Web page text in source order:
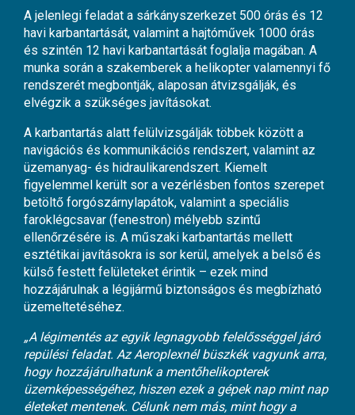
A jelenlegi feladat a sárkányszerkezet 500 órás és 12
havi karbantartását, valamint a hajtóművek 1000 órás
és szintén 12 havi karbantartását foglalja magában. A
munka során a szakemberek a helikopter valamennyi fő
rendszerét megbontják, alaposan átvizsgálják, és
elvégzik a szükséges javításokat.
A karbantartás alatt felülvizsgálják többek között a
navigációs és kommunikációs rendszert, valamint az
üzemanyag- és hidraulikarendszert. Kiemelt
figyelemmel került sor a vezérlésben fontos szerepet
betöltő forgószárnylapátok, valamint a speciális
faroklégcsavar (fenestron) mélyebb szintű
ellenőrzésére is. A műszaki karbantartás mellett
esztétikai javításokra is sor kerül, amelyek a belső és
külső festett felületeket érintik – ezek mind
hozzájárulnak a légijármű biztonságos és megbízható
üzemeltetéséhez.
„A légimentés az egyik legnagyobb felelősséggel járó
repülési feladat. Az Aeroplexnél büszkék vagyunk arra,
hogy hozzájárulhatunk a mentőhelikopterek
üzemképességéhez, hiszen ezek a gépek nap mint nap
életeket mentenek. Célunk nem más, mint hogy a